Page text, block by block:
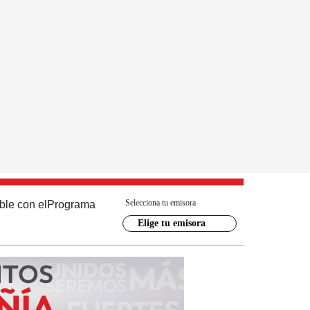
con el Programa Selecciona tu emisora
Elige tu emisora